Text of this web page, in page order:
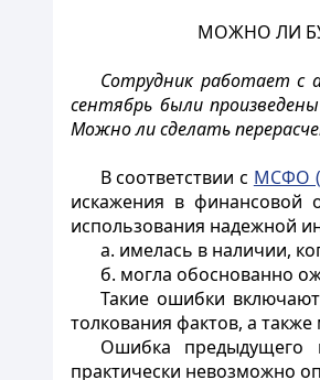
МОЖНО ЛИ
Сотрудник работает с
сентябрь были
Можно ли сделать
В соответствии с МСФО
искажения в финансовой
использования надежной
а. имелась в наличии,
б. могла обоснованно
Такие ошибки
толкования фактов, а
Ошибка предыдущего
практически невозможно